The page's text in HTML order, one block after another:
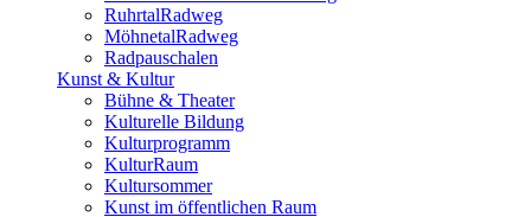
RuhrtalRadweg
MöhnetalRadweg
Radpauschalen
Kunst & Kultur
Bühne & Theater
Kulturelle Bildung
Kulturprogramm
KulturRaum
Kultursommer
Kunst im öffentlichen Raum